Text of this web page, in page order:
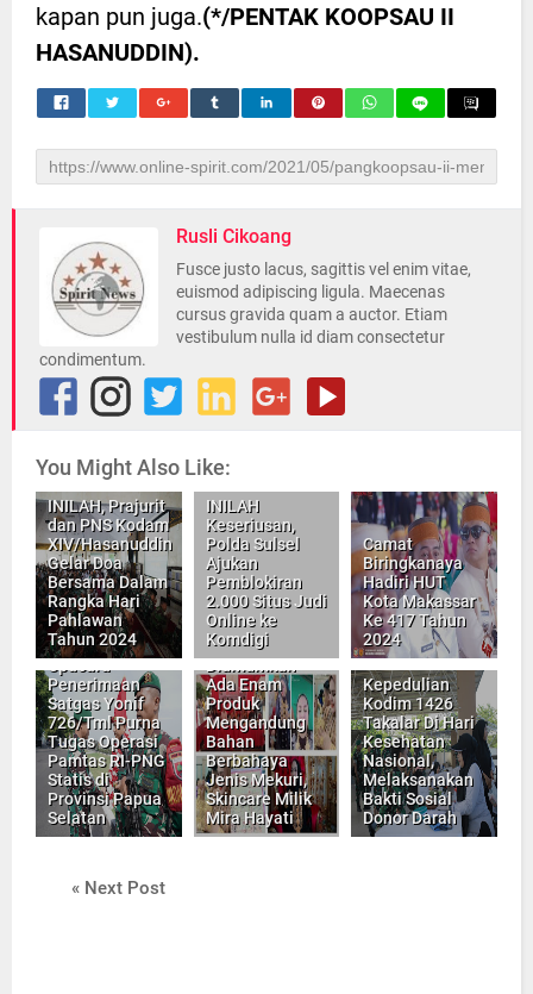
kapan pun juga.(*/PENTAK KOOPSAU II
HASANUDDIN).
Rusli Cikoang
Fusce justo lacus, sagittis vel enim vitae,
euismod adipiscing ligula. Maecenas
cursus gravida quam a auctor. Etiam
vestibulum nulla id diam consectetur
condimentum.
You Might Also Like:
INILAH, Prajurit
dan PNS Kodam
XIV/Hasanuddin
Gelar Doa
Bersama Dalam
Rangka Hari
Pahlawan
Tahun 2024
INILAH
Keseriusan,
Polda Sulsel
Ajukan
Pemblokiran
2.000 Situs Judi
Online ke
Komdigi
Camat
Biringkanaya
Hadiri HUT
Kota Makassar
Ke 417 Tahun
2024
Kasdam
XIV/Hsn
Memimpin
Penerimaan
Satgas Yonif
726/Tml Purna
Tugas Operasi
Pamtas RI-PNG
Statis di
Provinsi Papua
Selatan
Konferensi
Pers, Kapolda
Sulsel Bersama
Kepala BPOM
Dan Dinas
Kesehatan
Sulsel,
Ada Enam
Produk
Mengandung
Bahan
Berbahaya
Jenis Mekuri,
Skincare Milik
Mira Hayati
Kepedulian
Kodim 1426
Takalar Di Hari
Kesehatan
Nasional,
Melaksanakan
Bakti Sosial
Donor Darah
« Next Post